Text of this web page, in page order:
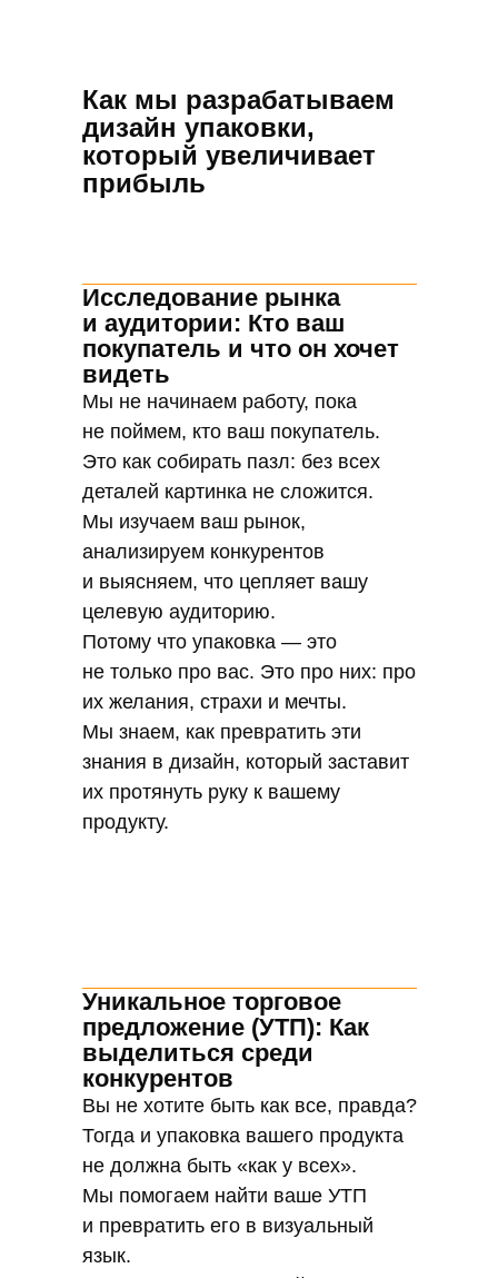
Как мы разрабатываем
дизайн упаковки,
который увеличивает
прибыль
Исследование рынка
и аудитории: Кто ваш
покупатель и что он хочет
видеть
Мы не начинаем работу, пока
не поймем, кто ваш покупатель.
Это как собирать пазл: без всех
деталей картинка не сложится.
Мы изучаем ваш рынок,
анализируем конкурентов
и выясняем, что цепляет вашу
целевую аудиторию.
Потому что упаковка — это
не только про вас. Это про них: про
их желания, страхи и мечты.
Мы знаем, как превратить эти
знания в дизайн, который заставит
их протянуть руку к вашему
продукту.
Уникальное торговое
предложение (УТП): Как
выделиться среди
конкурентов
Вы не хотите быть как все, правда?
Тогда и упаковка вашего продукта
не должна быть «как у всех».
Мы помогаем найти ваше УТП
и превратить его в визуальный
язык.
до финального макета — проходят
под строжайшим режимом
конфиденциальности. Никаких
утечек, никаких сливов. Только
Гарантия
уникальности:
никаких шаблонов,
только
индивидуальный
подход
Шаблоны? Нет!. Мы не из тех, кто
копирует чужие идеи. Каждый наш
Мы создаем упаковку, которая будет
говорить именно о вашем бренде.